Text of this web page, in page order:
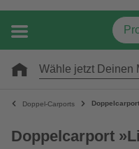
Wähle jetzt Deinen
Doppel-Carports
Doppelcarport